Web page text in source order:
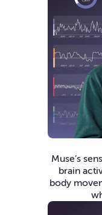
Muse’s
brain
body